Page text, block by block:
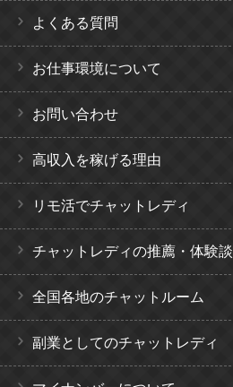
よくある質問
お仕事環境について
お問い合わせ
高収入を稼げる理由
リモ活でチャットレディ
チャットレディの推薦・体験談
全国各地のチャットルーム
副業としてのチャットレディ